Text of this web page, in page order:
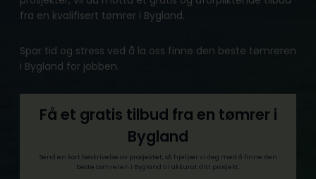
fra en kvalifisert tømrer i Bygland.
Spar tid og stress ved å la oss finne den beste tømreren
i Bygland for jobben.
Få et gratis tilbud fra en tømrer i
Bygland
Send en kort beskrivelse av prosjektet, så hjelper vi deg med å finne den
beste tømreren i Bygland til akkurat ditt prosjekt.